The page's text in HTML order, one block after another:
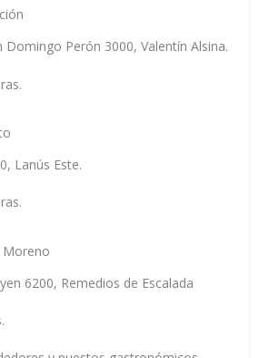
Domingo Perón 3000, Valentín Alsina.
Lanús Este.
Moreno
6200, Remedios de Escalada